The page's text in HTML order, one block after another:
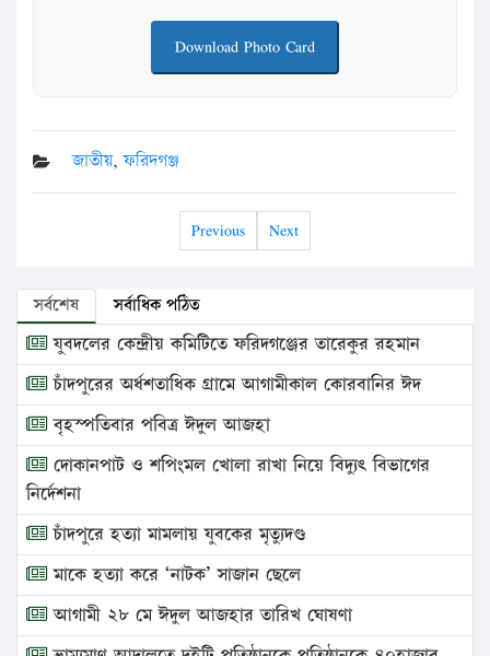
Download Photo Card
জাতীয়,ফরিদগঞ্জ
Previous Next
সর্বশেষ সর্বাধিক পঠিত
যুবদলের কেন্দ্রীয় কমিটিতে ফরিদগঞ্জের তারেকুর রহমান
চাঁদপুরের অর্ধশতাধিক গ্রামে আগামীকাল কোরবানির ঈদ
বৃহস্পতিবার পবিত্র ঈদুল আজহা
দোকানপাট ও শপিংমল খোলা রাখা নিয়ে বিদ্যুৎ বিভাগের
নির্দেশনা
চাঁদপুরে হত্যা মামলায় যুবকের মৃত্যুদণ্ড
মাকে হত্যা করে ‘নাটক’ সাজান ছেলে
আগামী ২৮ মে ঈদুল আজহার তারিখ ঘোষণা